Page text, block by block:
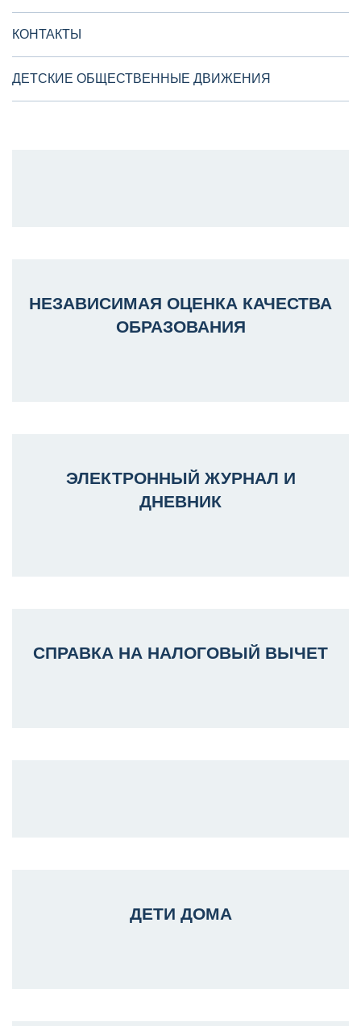
КОНТАКТЫ
ДЕТСКИЕ ОБЩЕСТВЕННЫЕ ДВИЖЕНИЯ
НЕЗАВИСИМАЯ ОЦЕНКА КАЧЕСТВА
ОБРАЗОВАНИЯ
ЭЛЕКТРОННЫЙ ЖУРНАЛ И
ДНЕВНИК
СПРАВКА НА НАЛОГОВЫЙ ВЫЧЕТ
ДЕТИ ДОМА